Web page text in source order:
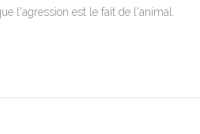
l'agression est le fait de l'animal.